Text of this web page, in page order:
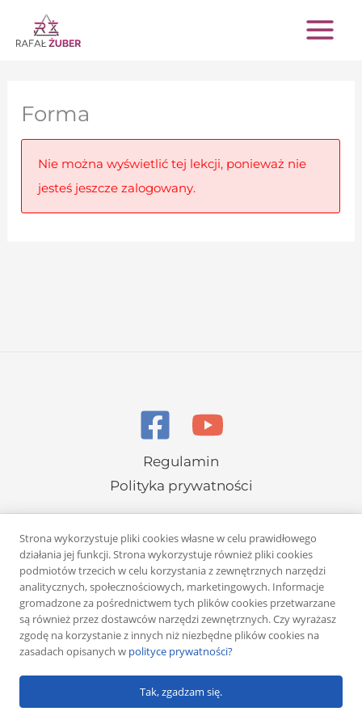
Przejdź
do
Forma
Nie można wyświetlić tej lekcji, ponieważ nie
jesteś jeszcze zalogowany.
Regulamin
Polityka prywatności
Copyright © 2026 Rafał Żuber
Powered byKlub eMarketera
Strona wykorzystuje pliki cookies własne w celu prawidłowego
działania jej funkcji. Strona wykorzystuje również pliki cookies
podmiotów trzecich w celu korzystania z zewnętrznych narzędzi
analitycznych, społecznościowych, marketingowych. Informacje
gromadzone za pośrednictwem tych plików cookies przetwarzane
są również przez dostawców narzędzi zewnętrznych. Czy wyrażasz
zgodę na korzystanie z innych niż niezbędne plików cookies na
zasadach opisanych w polityce prywatności?
Tak, zgadzam się.